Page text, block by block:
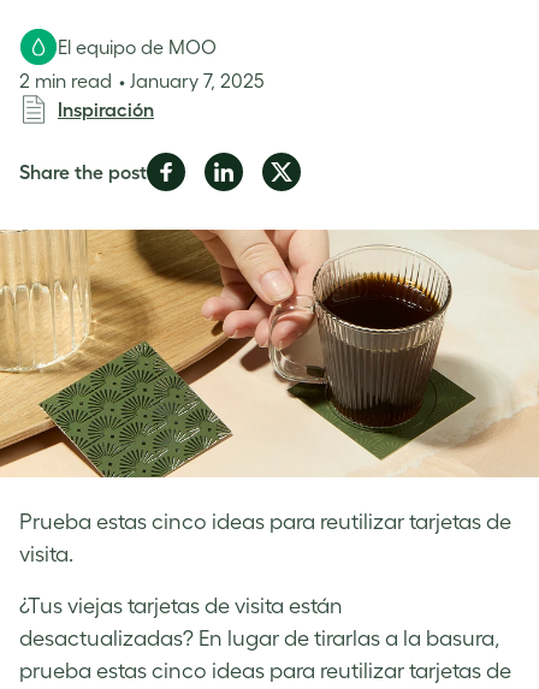
Prueba estas cinco ideas para reutilizar tarjetas de
visita.
El equipo de MOO
2 min read
January 7, 2025
Inspiración
Share the postShare
Facebook
Share
LinkedIn
Share
Twitter
¿Tus viejas tarjetas de visita están
desactualizadas? En lugar de tirarlas a la basura,
prueba estas cinco ideas para reutilizar tarjetas de